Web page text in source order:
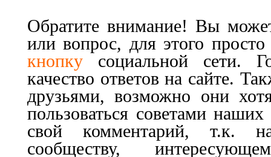
Обратите внимание! Вы
или вопрос, для этого
кнопку социальной сети.
качество ответов на сайте.
друзьями, возможно они
пользоваться советами
свой комментарий, т.к.
сообществу,